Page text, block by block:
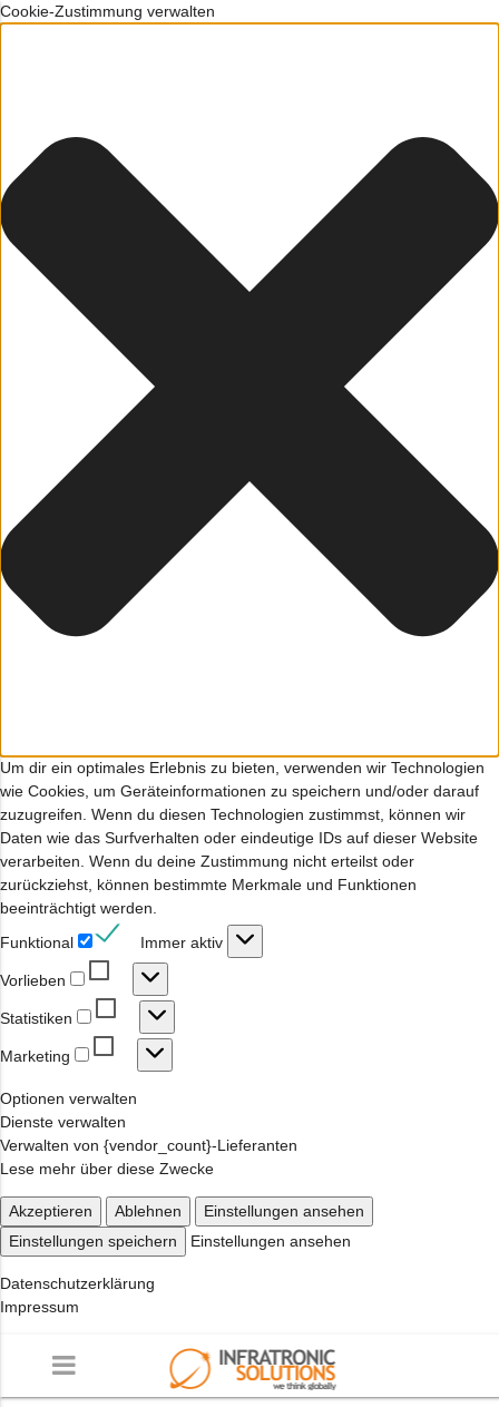
Cookie-Zustimmung verwalten
Um dir ein optimales Erlebnis zu bieten, verwenden wir Technologien
wie Cookies, um Geräteinformationen zu speichern und/oder darauf
zuzugreifen. Wenn du diesen Technologien zustimmst, können wir
Daten wie das Surfverhalten oder eindeutige IDs auf dieser Website
verarbeiten. Wenn du deine Zustimmung nicht erteilst oder
zurückziehst, können bestimmte Merkmale und Funktionen
beeinträchtigt werden.
Funktional
Immer aktiv
Vorlieben
Vorlieben
Statistiken
Statistiken
Marketing
Marketing
Optionen verwalten
Dienste verwalten
Verwalten von {vendor_count}-Lieferanten
Lese mehr über diese Zwecke
Akzeptieren Ablehnen
Einstellungen ansehen
Einstellungen speichern
Einstellungen ansehen
Datenschutzerklärung
Impressum